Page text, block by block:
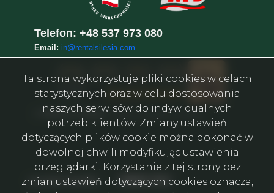
Telefon: +48 537 973 080
Email: in@rentalsilesia.com
Rental in Silesia – Агентство нерухомості у Катовіце
social media Facebook
Facebook
Facebook
Facebook
Facebook
Facebook
Ta strona wykorzystuje pliki cookies w celach
statystycznych oraz w celu dostosowania
naszych serwisów do indywidualnych
potrzeb klientów. Zmiany ustawień
dotyczących plików cookie można dokonać w
dowolnej chwili modyfikując ustawienia
przeglądarki. Korzystanie z tej strony bez
zmian ustawień dotyczących cookies oznacza,